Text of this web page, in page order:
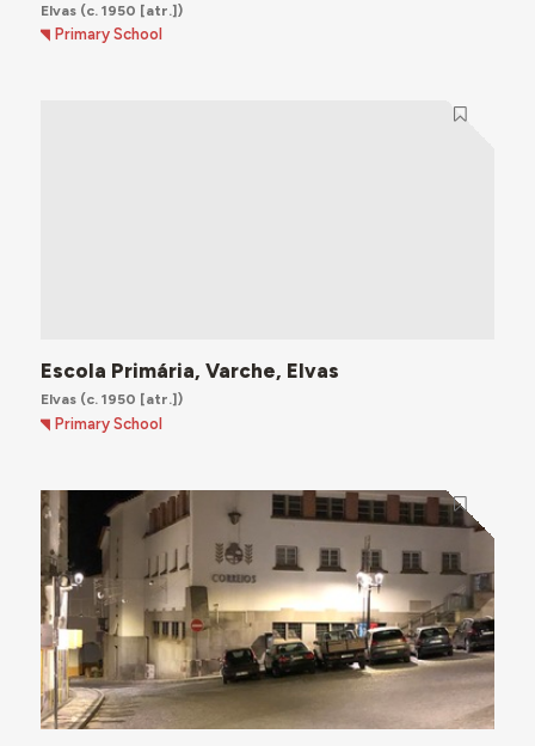
Elvas(c. 1950 [atr.])
Primary School
Escola Primária, Varche, Elvas
Elvas(c. 1950 [atr.])
Primary School